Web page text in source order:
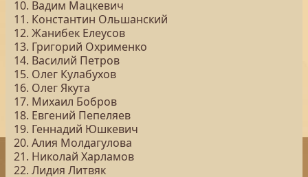
10. Вадим Мацкевич
11. Константин Ольшанский
12. Жанибек Елеусов
13. Григорий Охрименко
14. Василий Петров
15. Олег Кулабухов
16. Олег Якута
17. Михаил Бобров
18. Евгений Пепеляев
19. Геннадий Юшкевич
20. Алия Молдагулова
21. Николай Харламов
22. Лидия Литвяк